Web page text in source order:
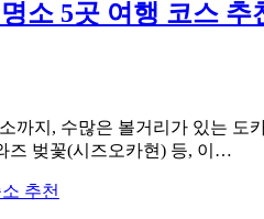
소 5곳 여행 코스 추
지, 수많은 볼거리가 있는 도
즈 벚꽃(시즈오카현) 등, 이…